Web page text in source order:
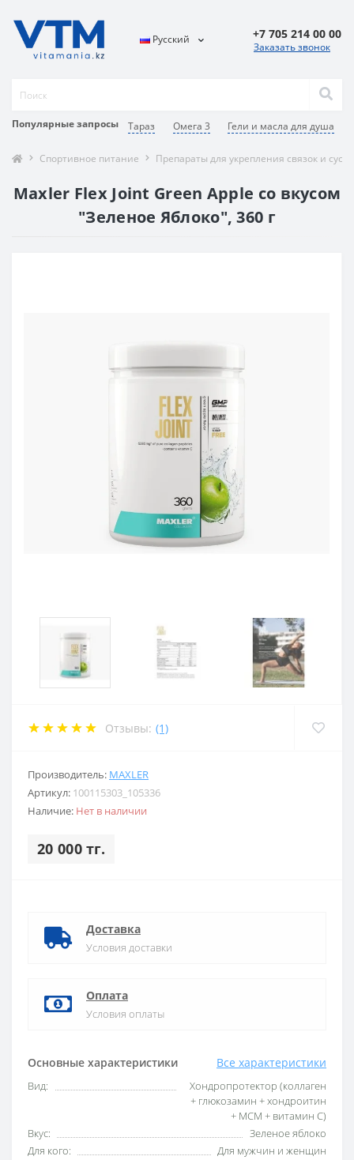
Популярные запросы Тараз Омега 3 Гели и масла для душа
Русский +7 705 214 00 00
Заказать звонок
Спортивное питание Препараты для укрепления связок и
Maxler Flex Joint Green Apple со вкусом
"Зеленое Яблоко", 360 г
Отзывы: (1)
Производитель: MAXLER
Артикул: 100115303_105336
Наличие: Нет в наличии
20 000 тг.
Основные характеристики Все характеристики
Вид:
Хондропротектор (коллаген
+ глюкозамин + хондроитин
+ МСМ + витамин C)
Вкус:
Зеленое яблоко
Для кого:
Для мужчин и женщин
Доставка
Условия доставки
Оплата
Условия оплаты